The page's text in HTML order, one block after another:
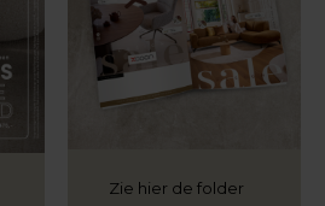
Zie hier de folder